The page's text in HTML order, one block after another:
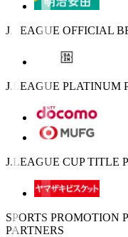
J.LEAGUE OFFICIAL
J.LEAGUE PLATINUM
J.LEAGUE CUP TITLE
SPORTS PROMOTION
PARTNERS